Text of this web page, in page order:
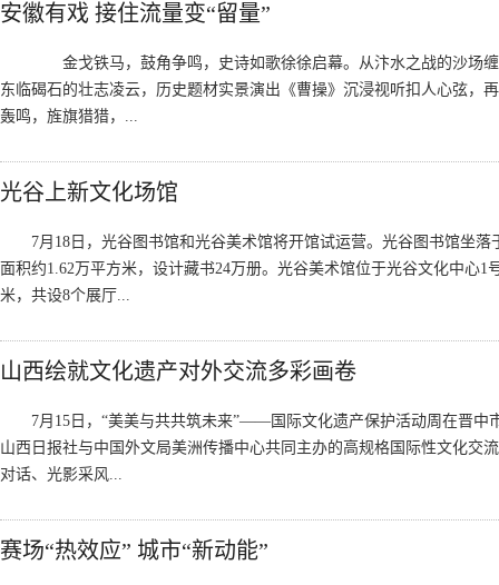
安徽有戏 接住流量变“留量”
金戈铁马，鼓角争鸣，史诗如歌徐徐启幕。从汴水之战的沙场
东临碣石的壮志凌云，历史题材实景演出《曹操》沉浸视听扣人心弦
轰鸣，旌旗猎猎，...
光谷上新文化场馆
7月18日，光谷图书馆和光谷美术馆将开馆试运营。光谷图书馆坐
面积约1.62万平方米，设计藏书24万册。光谷美术馆位于光谷文化中心
米，共设8个展厅...
山西绘就文化遗产对外交流多彩画卷
7月15日，“美美与共共筑未来”——国际文化遗产保护活动周在晋中
山西日报社与中国外文局美洲传播中心共同主办的高规格国际性文化交
对话、光影采风...
赛场“热效应” 城市“新动能”